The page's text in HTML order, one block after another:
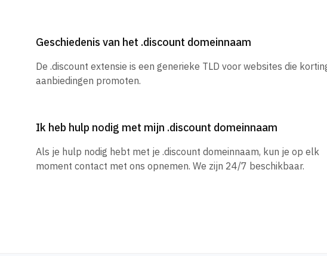
Geschiedenis van het .discount domeinnaam
De .discount extensie is een generieke TLD voor websites die
aanbiedingen promoten.
Ik heb hulp nodig met mijn .discount domeinnaam
Als je hulp nodig hebt met je .discount domeinnaam, kun je op elk
moment contact met ons opnemen. We zijn 24/7 beschikbaar.